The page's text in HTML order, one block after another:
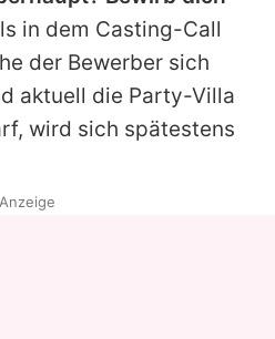
in dem Casting-Call
der Bewerber sich
aktuell die Party-Villa
wird sich spätestens
Anzeige